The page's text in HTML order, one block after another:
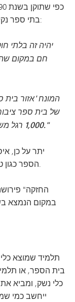
בתי ספר נקיים מנשק", סעיפים 921, 922 ו-924:
חם במקום
של בית ספר
1,000 רגל משטח בית ספר ציבורי, דתי או פרטי."
יתר על כן,
הספר כגון טיולים, בכל מקום בו הם מתקיימים.
במקום הנמצא
תלמיד שמוצא
בית הספר, או
כלי נשק, ומביא
ייחשב כמי